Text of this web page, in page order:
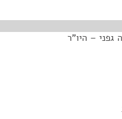
גפני – היו"ר